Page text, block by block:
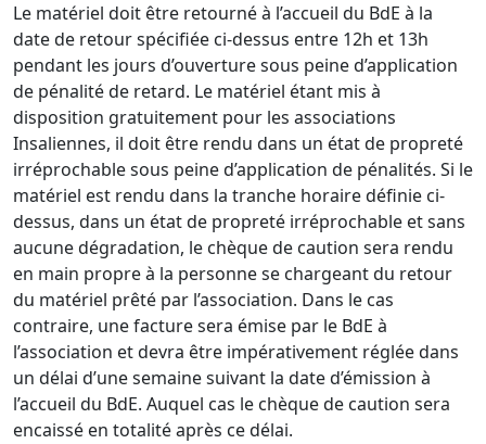
Le matériel doit être retourné à l’accueil du BdE à la
date de retour spécifiée ci-dessus entre 12h et 13h
pendant les jours d’ouverture sous peine d’application
de pénalité de retard. Le matériel étant mis à
disposition gratuitement pour les associations
Insaliennes, il doit être rendu dans un état de propreté
irréprochable sous peine d’application de pénalités. Si le
matériel est rendu dans la tranche horaire définie ci-
dessus, dans un état de propreté irréprochable et sans
aucune dégradation, le chèque de caution sera rendu
en main propre à la personne se chargeant du retour
du matériel prêté par l’association. Dans le cas
contraire, une facture sera émise par le BdE à
l’association et devra être impérativement réglée dans
un délai d’une semaine suivant la date d’émission à
l’accueil du BdE. Auquel cas le chèque de caution sera
encaissé en totalité après ce délai.